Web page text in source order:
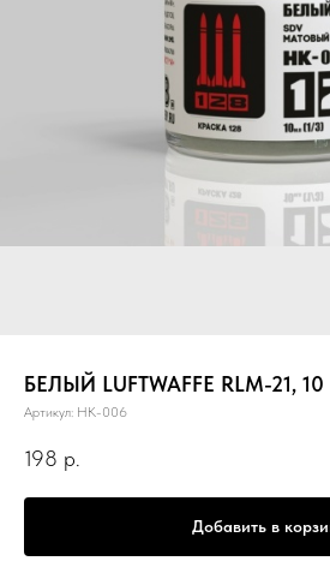
БЕЛЫЙ LUFTWAFFE RLM-21,
Артикул: НК-006
198 р.
Добавить в